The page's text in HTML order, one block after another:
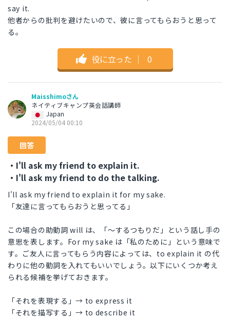
say it.
他者からの批判を避けたいので、彼に言ってもらおうと思って
る。
役に立った ｜ 0
Maisshimoさん
ネイティブキャンプ英会話講師
Japan
2024/05/04 00:10
回答
・I'll ask my friend to explain it.
・I'll ask my friend to do the talking.
I'll ask my friend to explain it for my sake.
「友達に言ってもらおうと思ってる」
この場合の助動詞 will は、「〜するつもりだ」という話し手の
意思を表します。For my sake は「私のために」という意味で
す。ご友人に言ってもらう内容によっては、to explain it の代
わりに他の動詞を入れてもいいでしょう。以下にいくつか考え
られる候補を挙げておきます。
「それを表現する」→ to express it
「それを描写する」→ to describe it